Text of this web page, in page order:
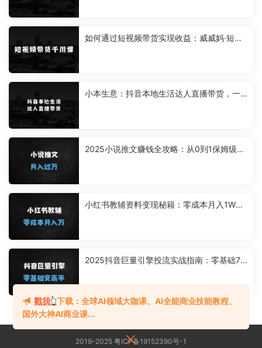
如何通过短视频带货实现收益：威威妈·短视
小本生意：抖音本地生活达人直播带货，一
2025小说推文赚钱全攻略：从0到1保姆级教
小红书教辅资料变现秘籍：零成本月入1W
2025抖音巨量引擎投流实战指南：零基础7
2019-2025 粤ICP备19152390号-1
戳我👆下载：全球AI领域大咖课、AI全能商业技能教程、
国外大神AI商业课...